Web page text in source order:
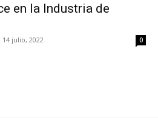
en la Industria de
14 julio, 2022 0